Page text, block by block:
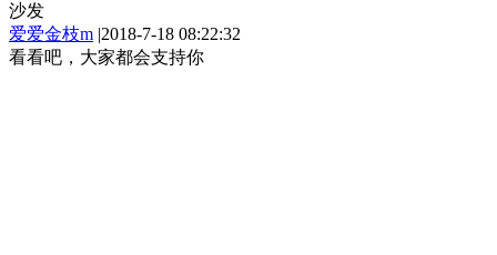
沙发
爱爱金枝m |2018-7-18 08:22:32
看看吧，大家都会支持你